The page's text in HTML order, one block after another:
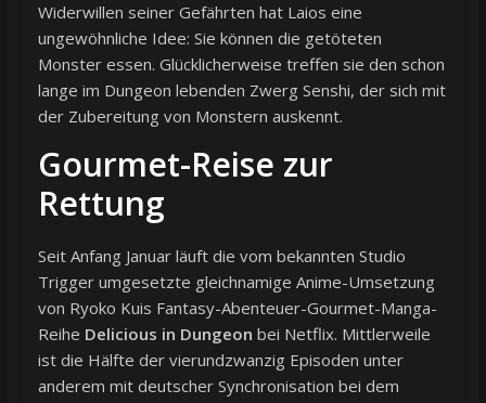
Widerwillen seiner Gefährten hat Laios eine
ungewöhnliche Idee: Sie können die getöteten
Monster essen. Glücklicherweise treffen sie den schon
lange im Dungeon lebenden Zwerg Senshi, der sich mit
der Zubereitung von Monstern auskennt.
Gourmet-Reise zur
Rettung
Seit Anfang Januar läuft die vom bekannten Studio
Trigger umgesetzte gleichnamige Anime-Umsetzung
von Ryoko Kuis Fantasy-Abenteuer-Gourmet-Manga-
Reihe Delicious in Dungeon bei Netflix. Mittlerweile
ist die Hälfte der vierundzwanzig Episoden unter
anderem mit deutscher Synchronisation bei dem